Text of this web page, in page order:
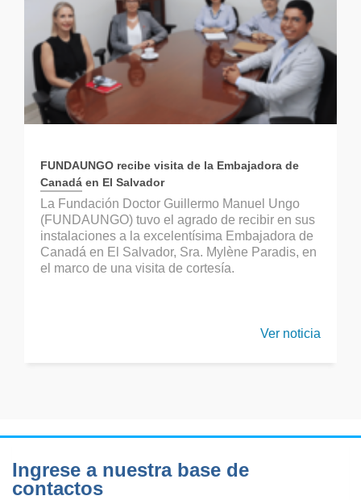
FUNDAUNGO recibe visita de la Embajadora de
Canadá en El Salvador
La Fundación Doctor Guillermo Manuel Ungo
(FUNDAUNGO) tuvo el agrado de recibir en sus
instalaciones a la excelentísima Embajadora de
Canadá en El Salvador, Sra. Mylène Paradis, en
el marco de una visita de cortesía.
Ver noticia
Ingrese a nuestra base de
contactos